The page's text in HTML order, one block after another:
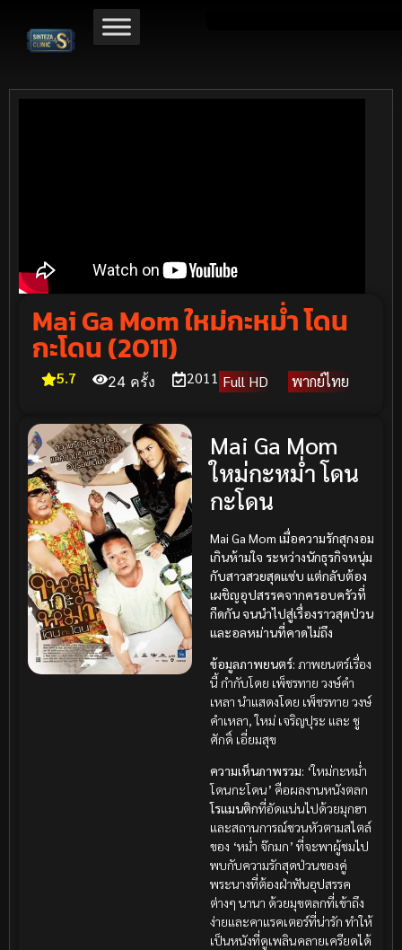
Mai Ga Mom ใหม่กะหม่ำ โดน
กะโดน (2011)
5.7 24 ครั้ง 2011 Full HD พากย์ไทย
Mai Ga Mom
ใหม่กะหม่ำ โดน
กะโดน
Mai Ga Mom เมื่อความรักสุกงอม
เกินห้ามใจ ระหว่างนักธุรกิจหนุ่ม
กับสาวสวยสุดแซ่บ แต่กลับต้อง
เผชิญอุปสรรคจากครอบครัวที่
กีดกัน จนนำไปสู่เรื่องราวสุดป่วน
และอลหม่านที่คาดไม่ถึง
ข้อมูลภาพยนตร์: ภาพยนตร์เรื่อง
นี้ กำกับโดย เพ็ชรทาย วงษ์คำ
เหลา นำแสดงโดย เพ็ชรทาย วงษ์
คำเหลา, ใหม่ เจริญปุระ และ ชู
ศักดิ์ เอี่ยมสุข
ความเห็นภาพรวม: ‘ใหม่กะหม่ำ
โดนกะโดน’ คือผลงานหนังตลก
โรแมนติกที่อัดแน่นไปด้วยมุกฮา
และสถานการณ์ชวนหัวตามสไตล์
ของ ‘หม่ำ จ๊กมก’ ที่จะพาผู้ชมไป
พบกับความรักสุดป่วนของคู่
พระนางที่ต้องฝ่าฟันอุปสรรค
ต่างๆ นานา ด้วยมุขตลกที่เข้าถึง
ง่ายและคาแรคเตอร์ที่น่ารัก ทำให้
เป็นหนังที่ดูเพลินคลายเครียดได้